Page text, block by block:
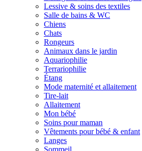
Lessive & soins des textiles
Salle de bains & WC
Chiens
Chats
Rongeurs
Animaux dans le jardin
Aquariophilie
Terrariophilie
Étang
Mode maternité et allaitement
Tire-lait
Allaitement
Mon bébé
Soins pour maman
Vêtements pour bébé & enfant
Langes
Sommeil